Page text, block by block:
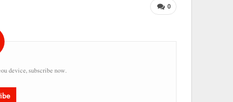
0
device, subscribe now.